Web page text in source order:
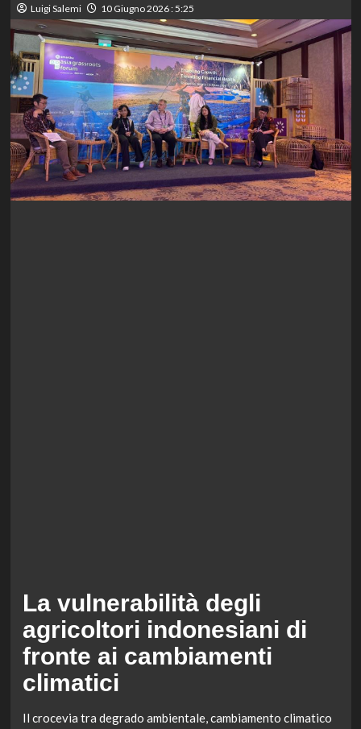
Luigi Salemi 10 Giugno 2026 : 5:25
La vulnerabilità degli
agricoltori indonesiani di
fronte ai cambiamenti
climatici
Il crocevia tra degrado ambientale, cambiamento climatico